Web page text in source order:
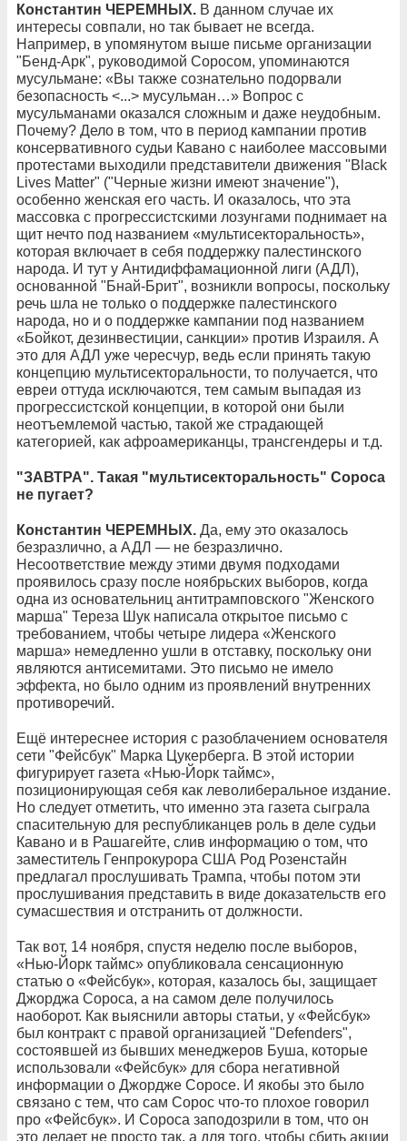
Константин ЧЕРЕМНЫХ. В данном случае их
интересы совпали, но так бывает не всегда.
Например, в упомянутом выше письме организации
"Бенд-Арк", руководимой Соросом, упоминаются
мусульмане: «Вы также сознательно подорвали
безопасность <...> мусульман…» Вопрос с
мусульманами оказался сложным и даже неудобным.
Почему? Дело в том, что в период кампании против
консервативного судьи Кавано с наиболее массовыми
протестами выходили представители движения "Black
Lives Matter" ("Черные жизни имеют значение"),
особенно женская его часть. И оказалось, что эта
массовка с прогрессистскими лозунгами поднимает на
щит нечто под названием «мультисекторальность»,
которая включает в себя поддержку палестинского
народа. И тут у Антидиффамационной лиги (АДЛ),
основанной "Бнай-Брит", возникли вопросы, поскольку
речь шла не только о поддержке палестинского
народа, но и о поддержке кампании под названием
«Бойкот, дезинвестиции, санкции» против Израиля. А
это для АДЛ уже чересчур, ведь если принять такую
концепцию мультисекторальности, то получается, что
евреи оттуда исключаются, тем самым выпадая из
прогрессистской концепции, в которой они были
неотъемлемой частью, такой же страдающей
категорией, как афроамериканцы, трансгендеры и т.д.
"ЗАВТРА". Такая "мультисекторальность" Сороса
не пугает?
Константин ЧЕРЕМНЫХ. Да, ему это оказалось
безразлично, а АДЛ — не безразлично.
Несоответствие между этими двумя подходами
проявилось сразу после ноябрьских выборов, когда
одна из основательниц антитрамповского "Женского
марша" Тереза Шук написала открытое письмо с
требованием, чтобы четыре лидера «Женского
марша» немедленно ушли в отставку, поскольку они
являются антисемитами. Это письмо не имело
эффекта, но было одним из проявлений внутренних
противоречий.
Ещё интереснее история с разоблачением основателя
сети "Фейсбук" Марка Цукерберга. В этой истории
фигурирует газета «Нью-Йорк таймс»,
позиционирующая себя как леволиберальное издание.
Но следует отметить, что именно эта газета сыграла
спасительную для республиканцев роль в деле судьи
Кавано и в Рашагейте, слив информацию о том, что
заместитель Генпрокурора США Род Розенстайн
предлагал прослушивать Трампа, чтобы потом эти
прослушивания представить в виде доказательств его
сумасшествия и отстранить от должности.
Так вот, 14 ноября, спустя неделю после выборов,
«Нью-Йорк таймс» опубликовала сенсационную
статью о «Фейсбук», которая, казалось бы, защищает
Джорджа Сороса, а на самом деле получилось
наоборот. Как выяснили авторы статьи, у «Фейсбук»
был контракт с правой организацией "Defenders",
состоявшей из бывших менеджеров Буша, которые
использовали «Фейсбук» для сбора негативной
информации о Джордже Соросе. И якобы это было
связано с тем, что сам Сорос что-то плохое говорил
про «Фейсбук». И Сороса заподозрили в том, что он
это делает не просто так, а для того, чтобы сбить акции